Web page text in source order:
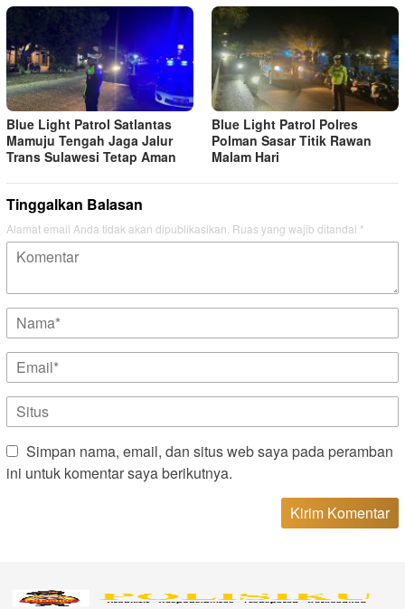
Blue Light Patrol Satlantas
Mamuju Tengah Jaga Jalur
Trans Sulawesi Tetap Aman
Blue Light Patrol Polres
Polman Sasar Titik Rawan
Malam Hari
Tinggalkan Balasan
Alamat email Anda tidak akan dipublikasikan. Ruas yang wajib ditandai *
Simpan nama, email, dan situs web saya pada peramban
ini untuk komentar saya berikutnya.